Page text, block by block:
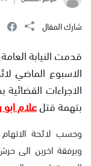
شارك المقال
قدمت النيابة
الاسبوع الماضي
بتهمة قتلعلام
وبرفقة اخرين الى